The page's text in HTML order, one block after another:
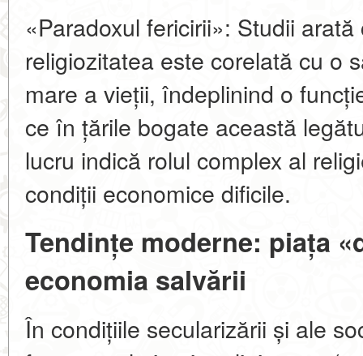
«Paradoxul fericirii»: Studii
religiozitatea este corelată cu o
mare a vieții, îndeplinind o
ce în țările bogate această
lucru indică rolul complex al
condiții economice dificile.
Tendințe moderne: piața
economia salvării
În condițiile secularizării și ale